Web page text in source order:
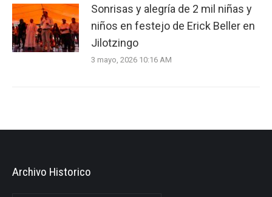
Sonrisas y alegría de 2 mil niñas y
niños en festejo de Erick Beller en
Jilotzingo
3 mayo, 2026 10:16 AM
Archivo Historico